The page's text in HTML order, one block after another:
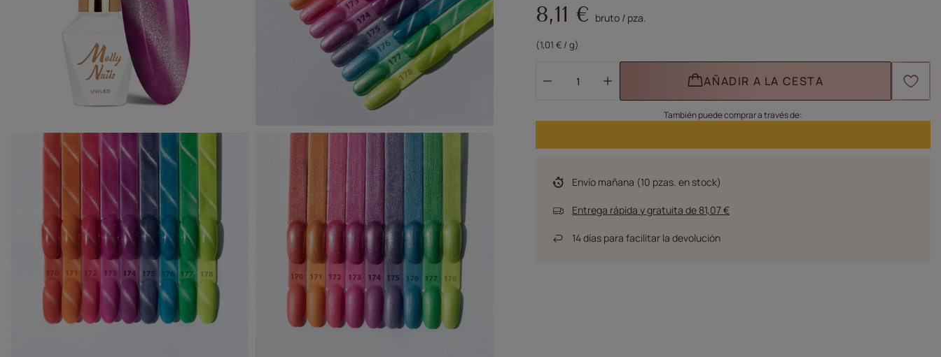
8,11 € bruto / pza.
(1,01 € / g)
AÑADIR A LA CESTA
También puede comprar a través de:
Envío mañana (10 pzas. en stock)
Entrega rápida y gratuita de 81,07 €
14días para facilitar la devolución